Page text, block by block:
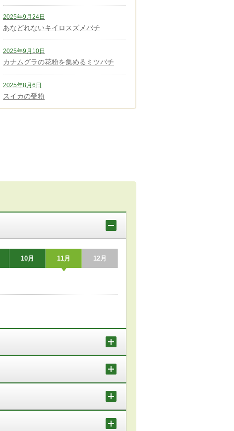
2025年9月24日
あなどれないキイロスズメバチ
2025年9月10日
カナムグラの花粉を集めるミツバチ
2025年8月6日
スイカの受粉
10月 11月 12月